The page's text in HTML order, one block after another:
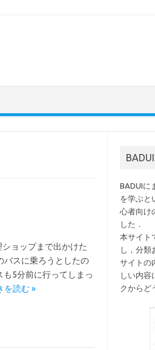
ョップまで出かけた
バスに乗ろうとしたの
5分前に行ってしまっ
を読む »
BADUIに
を学ぶと
心者向け
した．
本サイト
し，分類
サイトの
しい内容
クからど